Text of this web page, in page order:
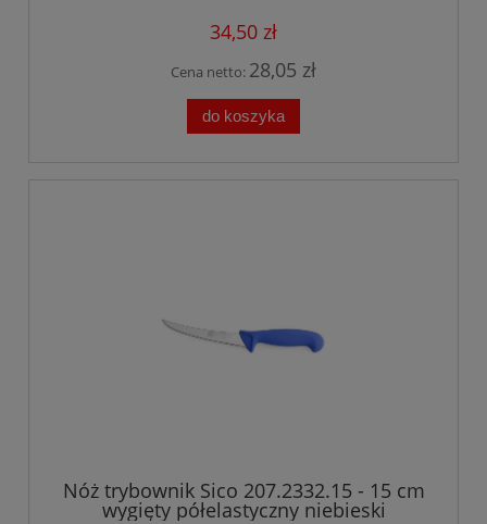
34,50 zł
Cena netto: 28,05 zł
do koszyka
Nóż trybownik Sico 207.2332.15 - 15 cm
wygięty półelastyczny niebieski